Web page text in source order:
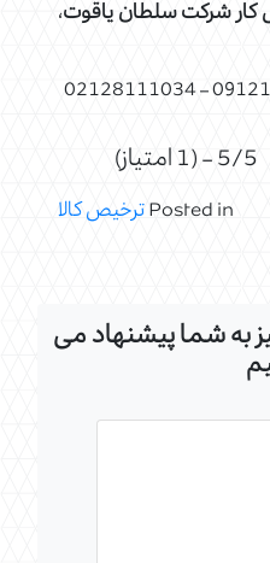
کار شرکت سلطان یاقوت،
5/5 - (1 امتیاز)
Posted inترخیص کالا
به شما پیشنهاد می